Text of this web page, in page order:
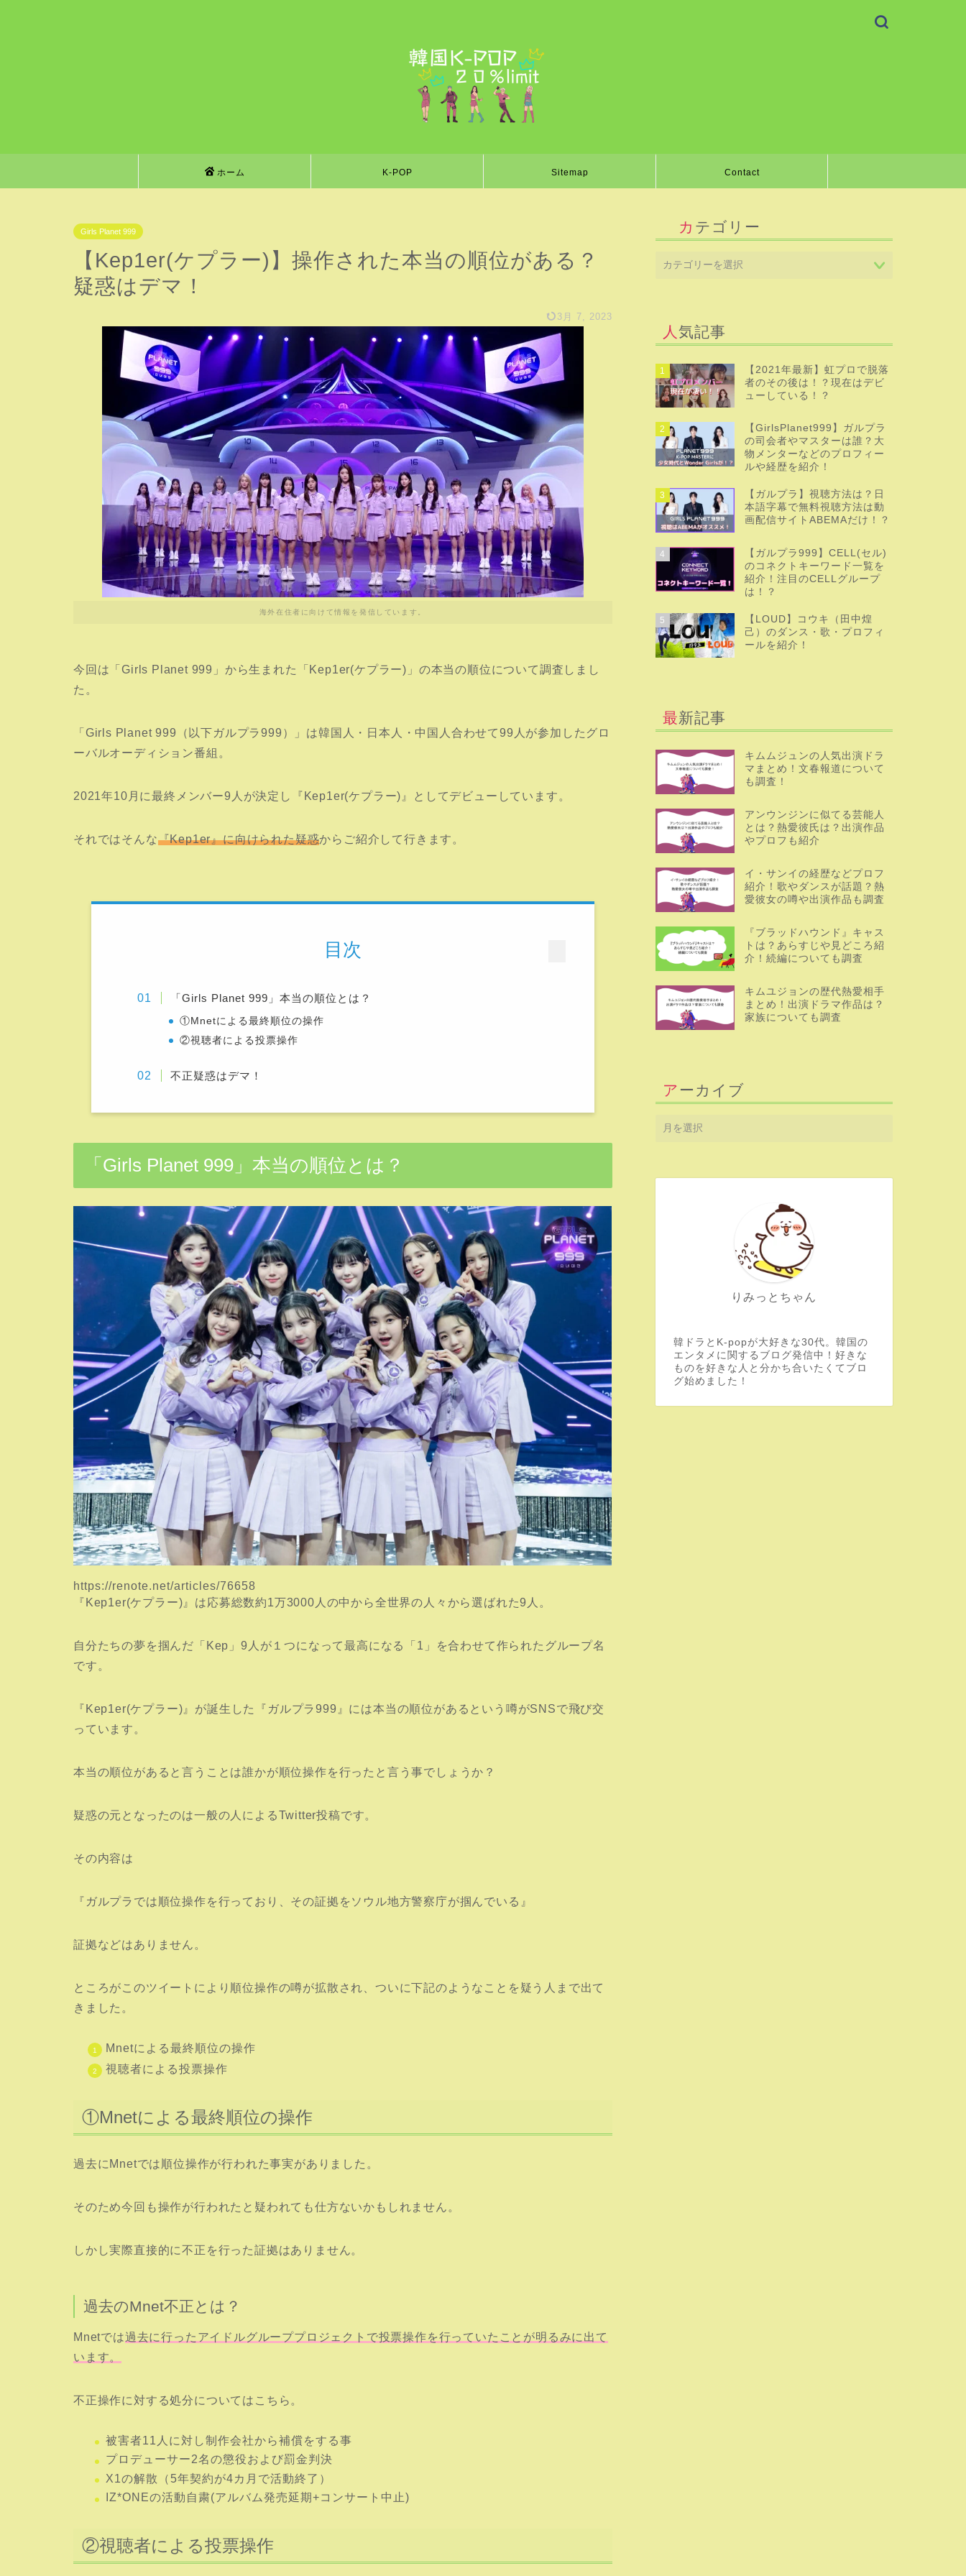
ホーム K-POP Sitemap Contact
Girls Planet 999
【Kep1er(ケプラー)】操作された本当の順位がある？
疑惑はデマ！
3月 7, 2023
海外在住者に向けて情報を発信しています。
今回は「Girls Planet 999」から生まれた「Kep1er(ケプラー)」の本当の順位について調査しまし
た。
「Girls Planet 999（以下ガルプラ999）」は韓国人・日本人・中国人合わせて99人が参加したグロ
ーバルオーディション番組。
2021年10月に最終メンバー9人が決定し『Kep1er(ケプラー)』としてデビュー しています。
それではそんな『Kep1er』に向けられた疑惑からご紹介して行きます。
目次
「Girls Planet 999」本当の順位とは？
①Mnetによる最終順位の操作
②視聴者による投票操作
不正疑惑はデマ！
「Girls Planet 999」本当の順位とは？
https://renote.net/articles/76658
『Kep1er(ケプラー)』は応募総数約1万3000人の中から全世界の人々から選ばれた9人。
自分たちの夢を掴んだ「Kep」9人が１つになって最高になる「1」を合わせて作られたグループ名
です。
『Kep1er(ケプラー)』が誕生した
『ガルプラ999』には本当の順位があるという噂がSNSで飛び交
っています。
本当の順位があると言うことは誰かが順位操作を行ったと言う事でしょうか？
疑惑の元となったのは一般の人によるTwitter投稿です。
その内容は
『ガルプラでは順位操作を行っており、その証拠をソウル地方警察庁が掴んでいる』
証拠などはありません。
ところがこのツイートにより順位操作の噂が拡散され、ついに下記のようなことを疑う人まで出て
きました。
Mnetによる最終順位の操作
視聴者による投票操作
①Mnetによる最終順位の操作
過去にMnetでは順位操作が行われた事実がありました。
そのため今回も操作が行われたと疑われても仕方ないかもしれません。
しかし実際直接的に不正を行った証拠はありません。
過去のMnet不正とは？
Mnetでは過去に行ったアイドルグループプロジェクトで投票操作を行っていたことが明るみに出て
います。
不正操作に対する処分についてはこちら。
被害者11人に対し制作会社から補償をする事
プロデューサー2名の懲役および罰金判決
X1の解散（5年契約が4カ月で活動終了）
IZ*ONEの活動自粛(アルバム発売延期+コンサート中止)
②視聴者による投票操作
カテゴリー
人気記事
1
【2021年最新】虹プロで脱落
者のその後は！？現在はデビ
ューしている！？
2
【GirlsPlanet999】ガルプラ
の司会者やマスターは誰？大
物メンターなどのプロフィー
ルや経歴を紹介！
3
【ガルプラ】視聴方法は？日
本語字幕で無料視聴方法は動
画配信サイトABEMAだけ！？
4
【ガルプラ999】CELL(セル)
のコネクトキーワード一覧を
紹介！注目のCELLグループ
は！？
5
【LOUD】コウキ（田中煌
己）のダンス・歌・プロフィ
ールを紹介！
最新記事
キムムジュンの人気出演ドラ
マまとめ！文春報道について
も調査！
アンウンジンに似てる芸能人
とは？熱愛彼氏は？出演作品
やプロフも紹介
イ・サンイの経歴などプロフ
紹介！歌やダンスが話題？熱
愛彼女の噂や出演作品も調査
『ブラッドハウンド』キャス
トは？あらすじや見どころ紹
介！続編についても調査
キムユジョンの歴代熱愛相手
まとめ！出演ドラマ作品は？
家族についても調査
アーカイブ
りみっとちゃん
韓ドラとK-popが大好きな30代。韓国の
エンタメに関するブログ発信中！好きな
ものを好きな人と分かち合いたくてブロ
グ始めました！